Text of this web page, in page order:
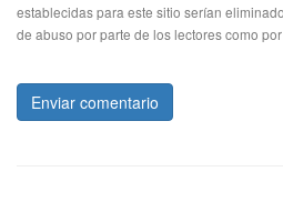
establecidas para este sitio serían
de abuso por parte de los lectores como
Enviar comentario